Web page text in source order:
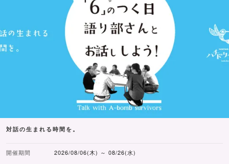
対話の生まれる時間を。
開催期間 2026/08/06(木) ～ 08/26(水)